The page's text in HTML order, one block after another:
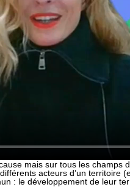
mais sur tous les champs
acteurs d’un territoire
: le développement de leur